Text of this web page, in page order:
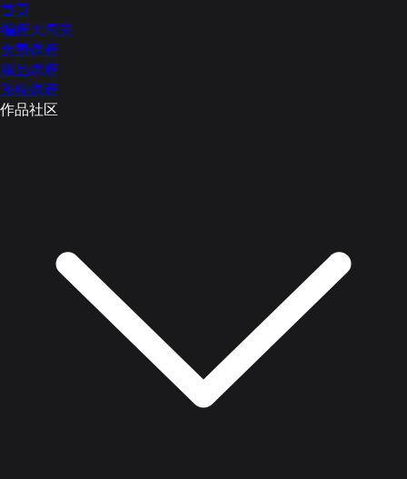
首页
编程大闯关
免费课程
精品课程
系统课程
作品社区